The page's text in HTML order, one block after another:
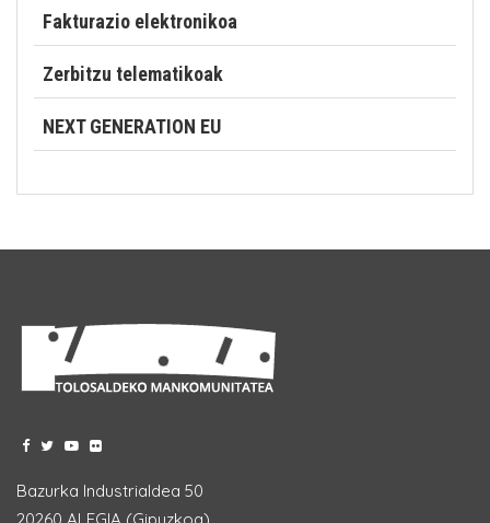
Fakturazio elektronikoa
Zerbitzu telematikoak
NEXT GENERATION EU
Bazurka Industrialdea 50